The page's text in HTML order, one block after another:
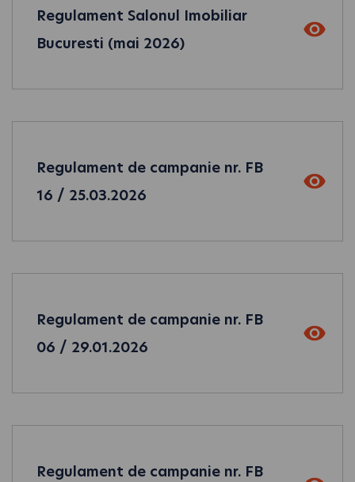
Regulament Salonul Imobiliar
Bucuresti (mai 2026)
Regulament de campanie nr. FB
16 / 25.03.2026
Regulament de campanie nr. FB
06 / 29.01.2026
Regulament de campanie nr. FB